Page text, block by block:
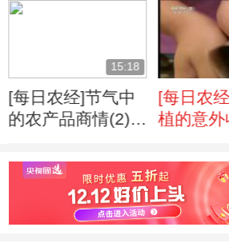
15:18
[每日农经]节气中
的农产品商情(2)驯
(2011.5.19)
[每日农
植的意外